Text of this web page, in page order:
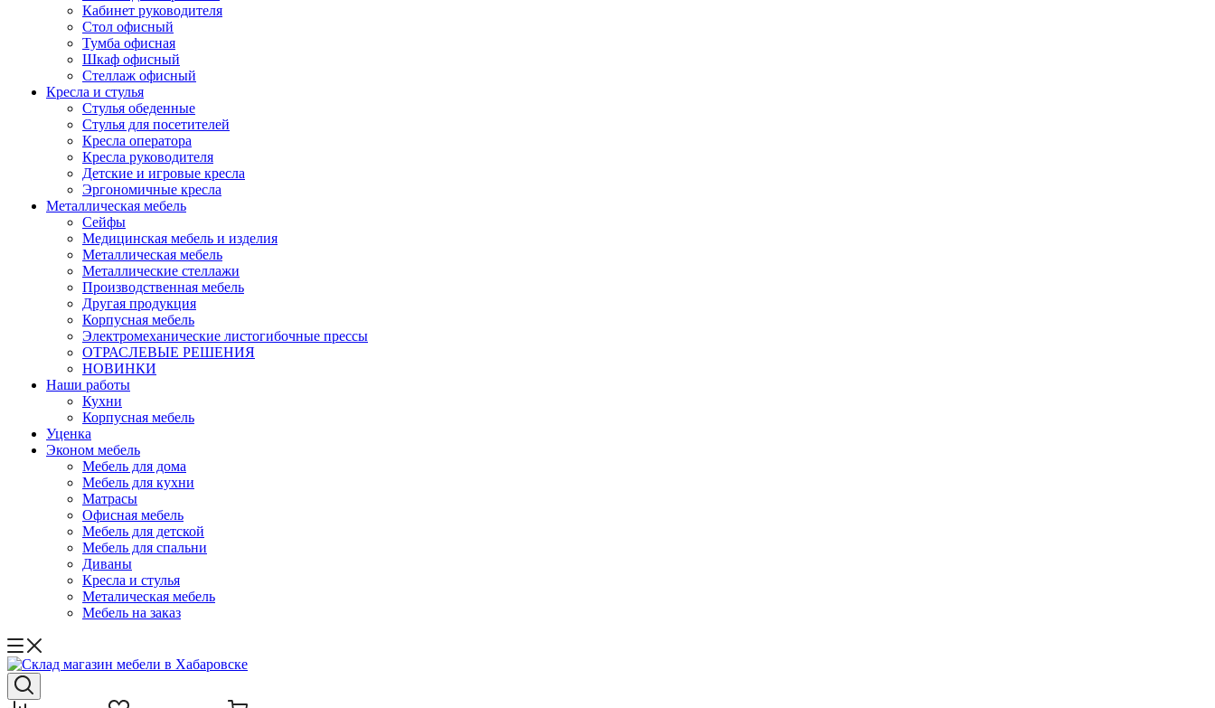
Кабинет руководителя
Стол офисный
Тумба офисная
Шкаф офисный
Стеллаж офисный
Кресла и стулья
Стулья обеденные
Стулья для посетителей
Кресла оператора
Кресла руководителя
Детские и игровые кресла
Эргономичные кресла
Металлическая мебель
Сейфы
Медицинская мебель и изделия
Металлическая мебель
Металлические стеллажи
Производственная мебель
Другая продукция
Корпусная мебель
Электромеханические листогибочные прессы
ОТРАСЛЕВЫЕ РЕШЕНИЯ
НОВИНКИ
Наши работы
Кухни
Корпусная мебель
Уценка
Эконом мебель
Мебель для дома
Мебель для кухни
Матрасы
Офисная мебель
Мебель для детской
Мебель для спальни
Диваны
Кресла и стулья
Металическая мебель
Мебель на заказ